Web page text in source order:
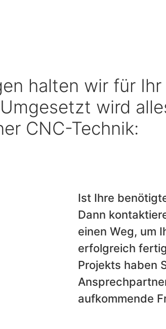
halten wir für Ihr
wird
CNC-Technik:
Ist Ihre
Dann
einen Weg, um
erfolgreich
Projekts haben
aufkommende